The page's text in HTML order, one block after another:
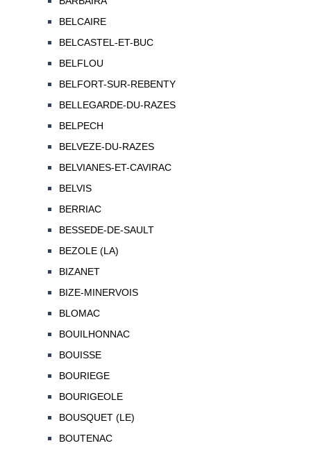
BELCAIRE
BELCASTEL-ET-BUC
BELFLOU
BELFORT-SUR-REBENTY
BELLEGARDE-DU-RAZES
BELPECH
BELVEZE-DU-RAZES
BELVIANES-ET-CAVIRAC
BELVIS
BERRIAC
BESSEDE-DE-SAULT
BEZOLE (LA)
BIZANET
BIZE-MINERVOIS
BLOMAC
BOUILHONNAC
BOUISSE
BOURIEGE
BOURIGEOLE
BOUSQUET (LE)
BOUTENAC